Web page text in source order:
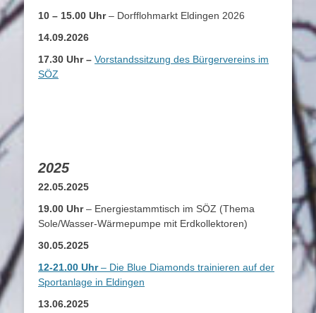
10 – 15.00 Uhr– Dorfflohmarkt Eldingen 2026
14.09.2026
17.30 Uhr – Vorstandssitzung des Bürgervereins im
SÖZ
2025
22.05.2025
19.00 Uhr– Energiestammtisch im SÖZ (Thema
Sole/Wasser-Wärmepumpe mit Erdkollektoren)
30.05.2025
12-21.00 Uhr– Die Blue Diamonds trainieren auf der
Sportanlage in Eldingen
13.06.2025